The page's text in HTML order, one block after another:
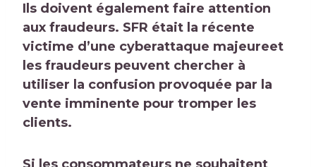
Ils doivent également faire attention
aux fraudeurs. SFR était la récente
victime d’une cyberattaque majeureet
les fraudeurs peuvent chercher à
utiliser la confusion provoquée par la
vente imminente pour tromper les
clients.